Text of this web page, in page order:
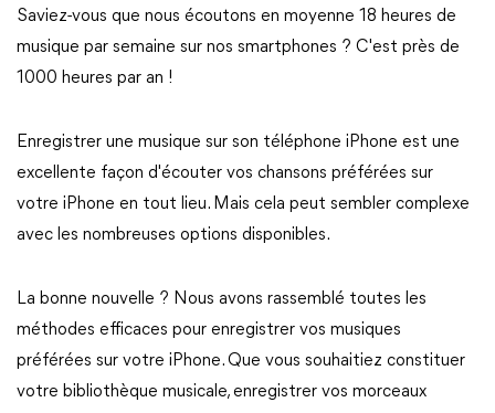
Saviez-vous que nous écoutons en moyenne 18 heures de
musique par semaine sur nos smartphones ? C'est près de
1000 heures par an !
Enregistrer une musique sur son téléphone iPhone est une
excellente façon d'écouter vos chansons préférées sur
votre iPhone en tout lieu. Mais cela peut sembler complexe
avec les nombreuses options disponibles.
La bonne nouvelle ? Nous avons rassemblé toutes les
méthodes efficaces pour enregistrer vos musiques
préférées sur votre iPhone. Que vous souhaitiez constituer
votre bibliothèque musicale, enregistrer vos morceaux